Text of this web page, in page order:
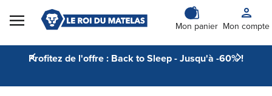
Skip to Content
Mon panier Mon compte
Profitez de l'offre : Back to Sleep - Jusqu'à -60% !